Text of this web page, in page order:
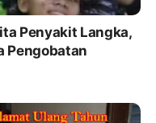
Penyakit Langka,
Pengobatan